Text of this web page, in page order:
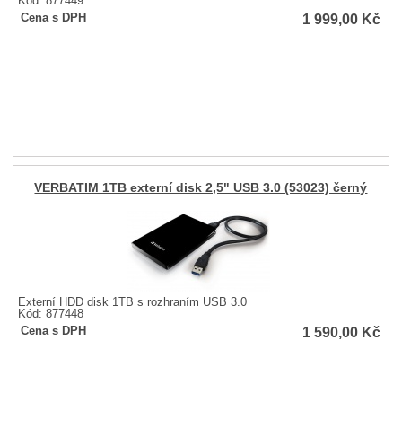
Cena s DPH
1 999,00 Kč
VERBATIM 1TB externí disk 2,5" USB 3.0 (53023) černý
Externí HDD disk 1TB s rozhraním USB 3.0
Kód: 877448
Cena s DPH
1 590,00 Kč